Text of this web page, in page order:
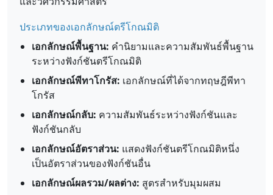
ประเภทของเอกลักษณ์ตรีโกณมิติ
เอกลักษณ์พื้นฐาน: คำนิยามและความสัมพันธ์พื้นฐาน
ระหว่างฟังก์ชันตรีโกณมิติ
เอกลักษณ์พีทาโกรัส: เอกลักษณ์ที่ได้จากทฤษฎีพีทา
โกรัส
เอกลักษณ์กลับ: ความสัมพันธ์ระหว่างฟังก์ชันและ
ฟังก์ชันกลับ
เอกลักษณ์อัตราส่วน: แสดงฟังก์ชันตรีโกณมิติหนึ่ง
เป็นอัตราส่วนของฟังก์ชันอื่น
เอกลักษณ์ผลรวม/ผลต่าง: สูตรสำหรับมุมผสม